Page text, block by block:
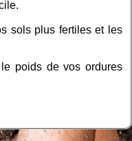
sols plus fertiles et les
poids de vos ordures